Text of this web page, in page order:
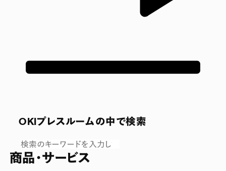
OKIプレスルームの中で検索
商品・サービス